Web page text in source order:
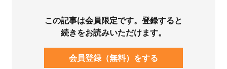
この記事は会員限定です。登録すると
続きをお読みいただけます。
会員登録（無料）をする